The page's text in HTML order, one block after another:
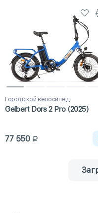
Городской велосипед
Gelbert Dors 2 Pro (2025)
77 550